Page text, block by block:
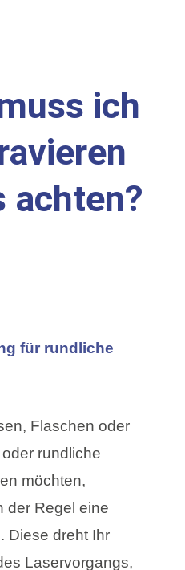
ich
achten?
für rundliche
Flaschen oder
rundliche
möchten,
der Regel eine
. Diese dreht Ihr
Laservorgangs,